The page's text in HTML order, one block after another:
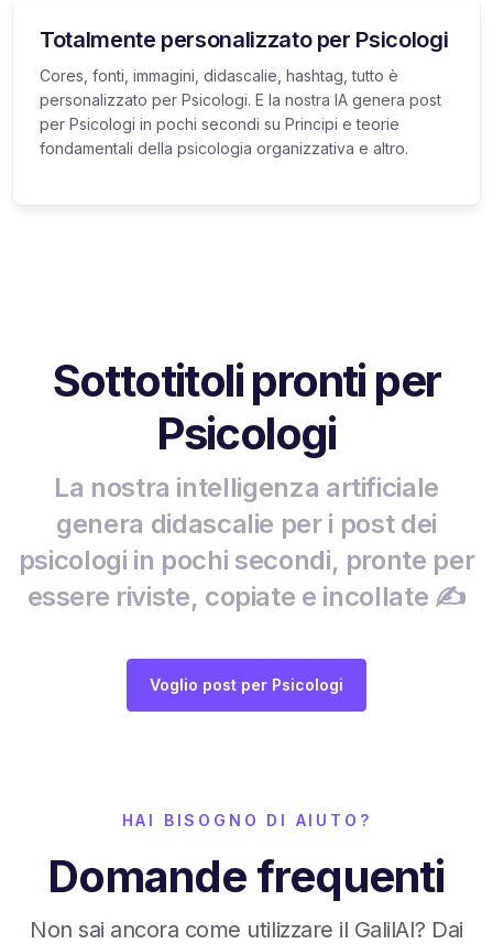
Totalmente personalizzato per Psicologi
Cores, fonti, immagini, didascalie, hashtag, tutto è
personalizzato per Psicologi. E la nostra IA genera post
per Psicologi in pochi secondi su Principi e teorie
fondamentali della psicologia organizzativa e altro.
Sottotitoli pronti per
Psicologi
La nostra intelligenza artificiale
genera didascalie per i post dei
psicologi in pochi secondi, pronte per
essere riviste, copiate e incollate ✍️
Voglio post per Psicologi
HAI BISOGNO DI AIUTO?
Domande frequenti
Non sai ancora come utilizzare il GalilAI? Dai